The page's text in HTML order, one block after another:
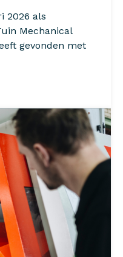
2026 als
Mechanical
gevonden met